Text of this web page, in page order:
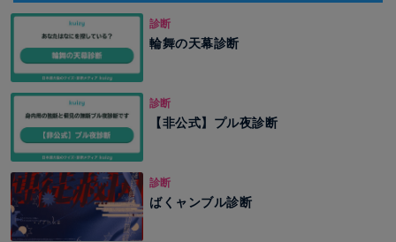
診断
輪舞の天幕診断
診断
【非公式】プル夜診断
診断
ばくャンブル診断